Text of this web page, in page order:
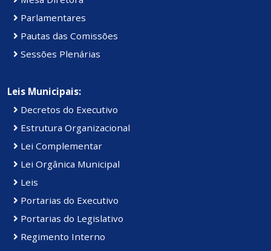
Parlamentares
Pautas das Comissões
Sessões Plenárias
Leis Municipais:
Decretos do Executivo
Estrutura Organizacional
Lei Complementar
Lei Orgânica Municipal
Leis
Portarias do Executivo
Portarias do Legislativo
Regimento Interno